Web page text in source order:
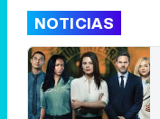
NOTICIAS